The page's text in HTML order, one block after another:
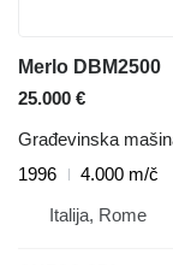
Merlo DBM2500
25.000 €
Građevinska
1996
4.000 m/č
Italija, Rome